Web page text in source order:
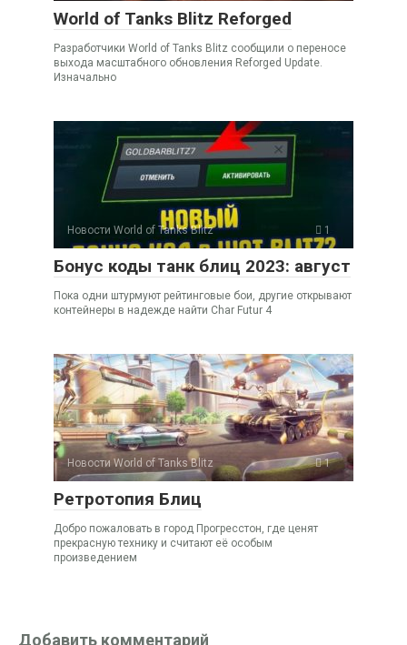
World of Tanks Blitz Reforged
Разработчики World of Tanks Blitz сообщили о переносе
выхода масштабного обновления Reforged Update.
Изначально
Новости World of Tanks Blitz 1
Бонус коды танк блиц 2023: август
Пока одни штурмуют рейтинговые бои, другие открывают
контейнеры в надежде найти Char Futur 4
Новости World of Tanks Blitz 1
Ретротопия Блиц
Добро пожаловать в город Прогресстон, где ценят
прекрасную технику и считают её особым
произведением
Добавить комментарий